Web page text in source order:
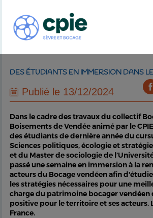
DES ÉTUDIANTS EN IMMERSION DANS
Publié le 13/12/2024
Dans le cadre des travaux ducollectif
Boisements de Vendéeanimé par le
des étudiants de dernière année du
Sciences politiques, écologie et
et du Master de sociologie de
passé une semaine en immersion à la
acteurs du Bocage vendéen afin
les stratégies nécessaires pour une
charge du patrimoine bocager vendéen
positive pour le territoire et ses acteurs.
France.